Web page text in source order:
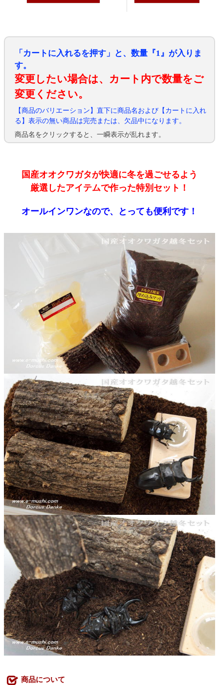
「カートに入れるを押す」と、数量『1』が入りま
す。
変更したい場合は、カート内で数量をご
変更ください。
【商品のバリエーション】直下に商品名および【カートに入れ
る】表示の無い商品は完売または、欠品中になります。
商品名をクリックすると、一瞬表示が乱れます。
国産オオクワガタが快適に冬を過ごせるよう
厳選したアイテムで作った特別セット！
オールインワンなので、とっても便利です！
商品について